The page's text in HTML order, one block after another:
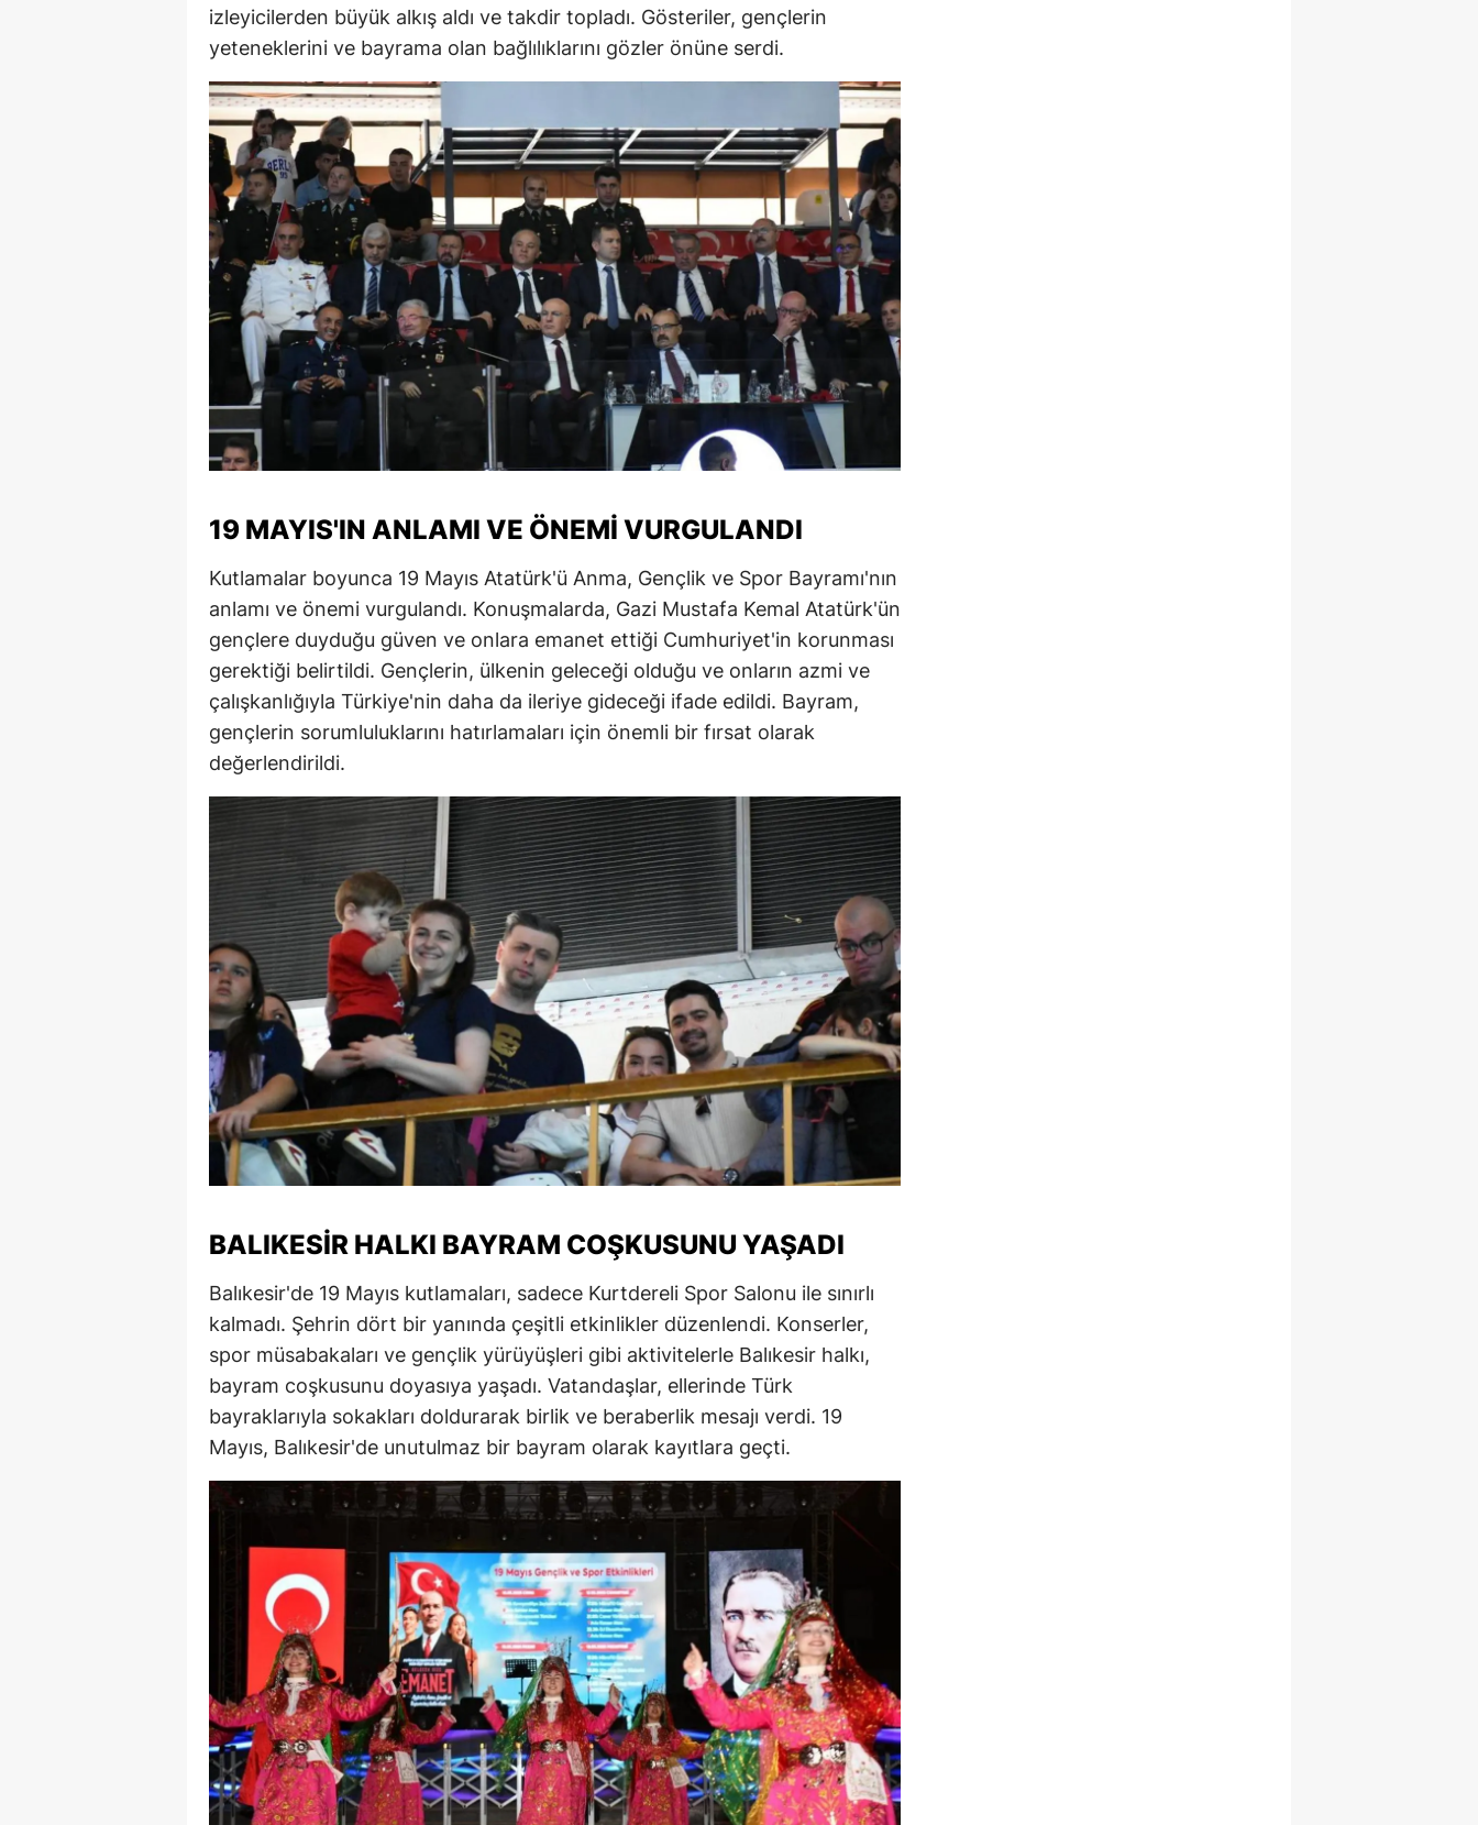
Mardin
Nevşehir
Niğde
Ordu
Sakarya
Samsun
Siirt
Sinop
Sivas
Tokat
Trabzon
Tunceli
Şanlıurfa
Van
Yozgat
Zonguldak
Aksaray
Bayburt
Karaman
Kırıkkale
Batman
Bartın
Ardahan
Iğdır
Karabük
Osmaniye
Düzce
izleyicilerden büyük alkış aldı ve takdir topladı. Gösteriler, gençlerin
yeteneklerini ve bayrama olan bağlılıklarını gözler önüne serdi.
19 MAYIS'IN ANLAMI VE ÖNEMI VURGULANDI
Kutlamalar boyunca 19 Mayıs Atatürk'ü Anma, Gençlik ve Spor Bayramı'nın
anlamı ve önemi vurgulandı. Konuşmalarda, Gazi Mustafa Kemal Atatürk'ün
gençlere duyduğu güven ve onlara emanet ettiği Cumhuriyet'in korunması
gerektiği belirtildi. Gençlerin, ülkenin geleceği olduğu ve onların azmi ve
çalışkanlığıyla Türkiye'nin daha da ileriye gideceği ifade edildi. Bayram,
gençlerin sorumluluklarını hatırlamaları için önemli bir fırsat olarak
değerlendirildi.
BALIKESIR HALKI BAYRAM COŞKUSUNU YAŞADI
Balıkesir'de 19 Mayıs kutlamaları, sadece Kurtdereli Spor Salonu ile sınırlı
kalmadı. Şehrin dört bir yanında çeşitli etkinlikler düzenlendi. Konserler,
spor müsabakaları ve gençlik yürüyüşleri gibi aktivitelerle Balıkesir halkı,
bayram coşkusunu doyasıya yaşadı. Vatandaşlar, ellerinde Türk
bayraklarıyla sokakları doldurarak birlik ve beraberlik mesajı verdi. 19
Mayıs, Balıkesir'de unutulmaz bir bayram olarak kayıtlara geçti.